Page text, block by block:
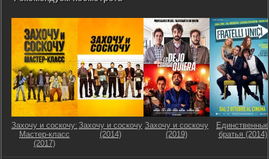
Захочу и соскочу:
Мастер-класс
(2017)
Захочу и соскочу
(2014)
Захочу и соскочу
(2019)
Единственные
братья (2014)